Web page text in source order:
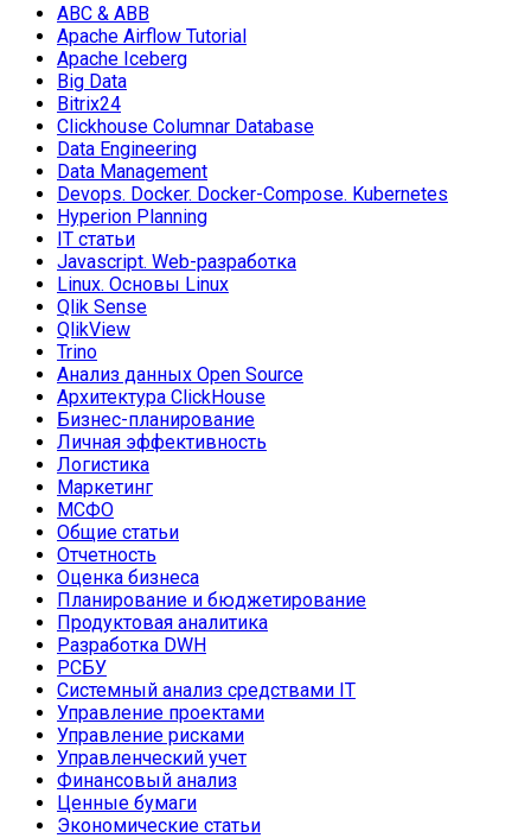
ABC & ABB
Apache Airflow Tutorial
Apache Iceberg
Big Data
Bitrix24
Clickhouse Columnar Database
Data Engineering
Data Management
Devops. Docker. Docker-Compose. Kubernetes
Hyperion Planning
IT статьи
Javascript. Web-разработка
Linux. Основы Linux
Qlik Sense
QlikView
Trino
Анализ данных Open Source
Архитектура ClickHouse
Бизнес-планирование
Личная эффективность
Логистика
Маркетинг
МСФО
Общие статьи
Отчетность
Оценка бизнеса
Планирование и бюджетирование
Продуктовая аналитика
Разработка DWH
РСБУ
Системный анализ средствами IT
Управление проектами
Управление рисками
Управленческий учет
Финансовый анализ
Ценные бумаги
Экономические статьи